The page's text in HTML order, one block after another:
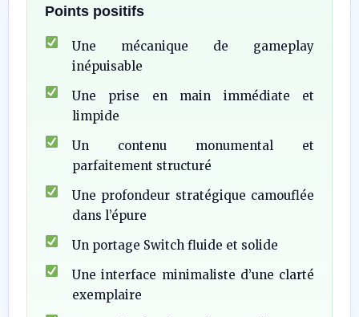
Points positifs
Une mécanique de gameplay
inépuisable
Une prise en main immédiate et
limpide
Un contenu monumental et
parfaitement structuré
Une profondeur stratégique camouflée
dans l’épure
Un portage Switch fluide et solide
Une interface minimaliste d’une clarté
exemplaire